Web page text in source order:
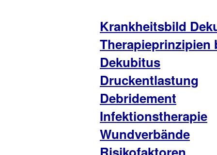
Krankheitsbild
Therapieprinzipien
Dekubitus
Druckentlastung
Debridement
Infektionstherapie
Wundverbände